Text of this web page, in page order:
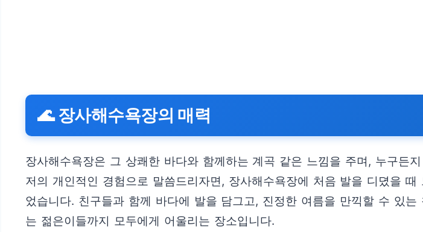
🌊 장사해수욕장의 매력
장사해수욕장은 그 상쾌한 바다와 함께하는 계곡 같은 느낌을 주며, 누구든
저의 개인적인 경험으로 말씀드리자면, 장사해수욕장에 처음 발을 디뎠을
었습니다. 친구들과 함께 바다에 발을 담그고, 진정한 여름을 만끽할 수 있
는 젊은이들까지 모두에게 어울리는 장소입니다.